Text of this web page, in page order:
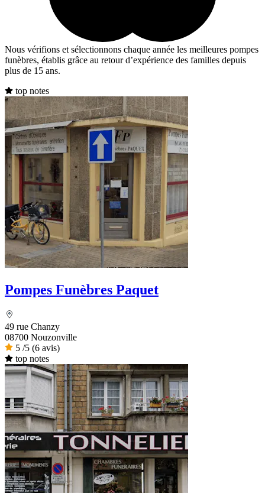
Nous vérifions et sélectionnons chaque année les meilleures pompes
funèbres, établis grâce au retour d’expérience des familles depuis
plus de 15 ans.
top notes
Pompes Funèbres Paquet
49 rue Chanzy
08700 Nouzonville
5 /5 (6 avis)
top notes